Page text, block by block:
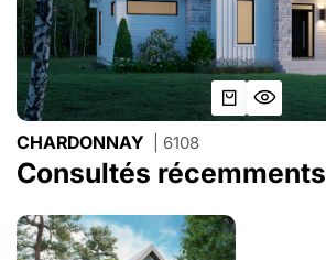
CHARDONNAY | 6108
Consultés récemments